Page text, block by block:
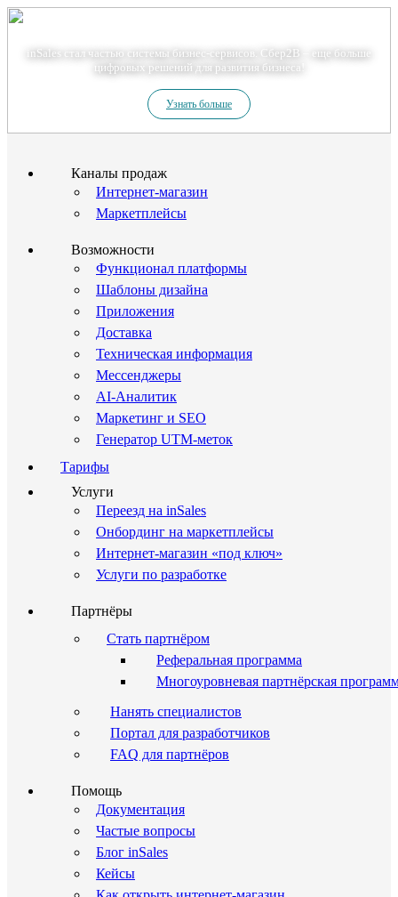
inSales стал частью системы бизнес-сервисов. Сбер2В – еще больше
цифровых решений для развития бизнеса!
Узнать больше
Каналы продаж
Интернет-магазин
Маркетплейсы
Возможности
Функционал платформы
Шаблоны дизайна
Приложения
Доставка
Техническая информация
Мессенджеры
AI-Аналитик
Маркетинг и SEO
Генератор UTM-меток
Тарифы
Услуги
Переезд на inSales
Онбординг на маркетплейсы
Интернет-магазин «под ключ»
Услуги по разработке
Партнёры
Стать партнёром
Реферальная программа
Многоуровневая партнёрская
Нанять специалистов
Портал для разработчиков
FAQ для партнёров
Помощь
Документация
Частые вопросы
Блог inSales
Кейсы